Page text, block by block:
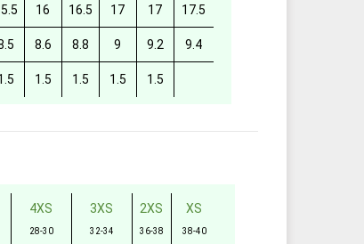
16 16.5 17 17 17.5
8.6 8.8 9 9.2 9.4
1.5 1.5 1.5 1.5
4XS
28-30
3XS
32-34
2XS
36-38
XS
38-40